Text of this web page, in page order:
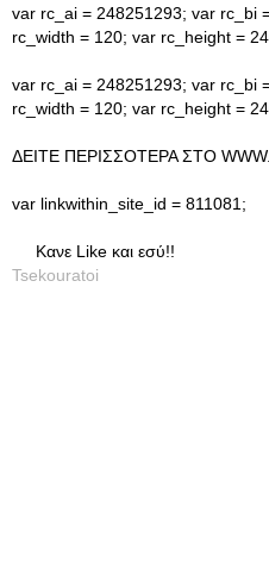
var rc_ai = 248251293; var rc_bi
rc_width = 120; var rc_height =
var rc_ai = 248251293; var rc_bi
rc_width = 120; var rc_height =
ΔΕΙΤΕ ΠΕΡΙΣΣΟΤΕΡΑ ΣΤΟ
var linkwithin_site_id = 811081;
Κανε Like και εσύ!!
Tsekouratoi